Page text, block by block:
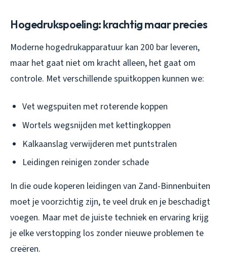
Hogedrukspoeling: krachtig maar precies
Moderne hogedrukapparatuur kan 200 bar leveren,
maar het gaat niet om kracht alleen, het gaat om
controle. Met verschillende spuitkoppen kunnen we:
Vet wegspuiten met roterende koppen
Wortels wegsnijden met kettingkoppen
Kalkaanslag verwijderen met puntstralen
Leidingen reinigen zonder schade
In die oude koperen leidingen van Zand-Binnenbuiten
moet je voorzichtig zijn, te veel druk en je beschadigt
voegen. Maar met de juiste techniek en ervaring krijg
je elke verstopping los zonder nieuwe problemen te
creëren.